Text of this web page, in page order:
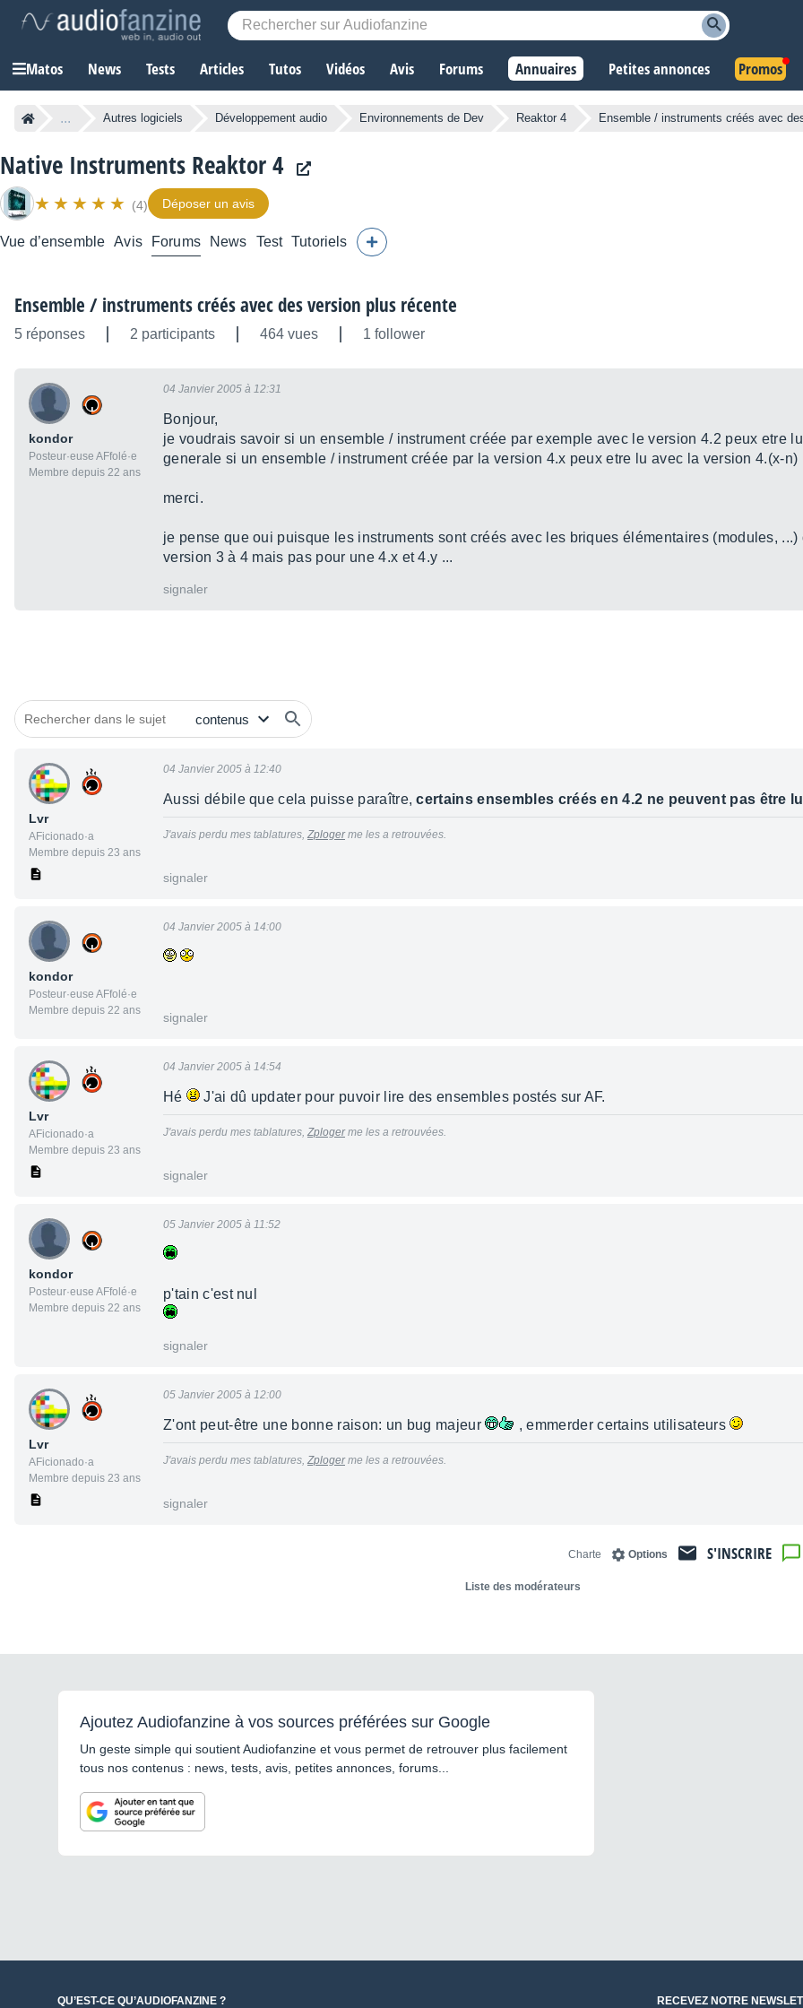
Matos News Tests Articles Tutos Vidéos Avis Forums Annuaires Petites annonces Promos
... Autres logiciels Développement audio Environnements de Dev Reaktor 4 Ensemble / instruments créés avec
Native Instruments Reaktor 4
(4) Déposer un avis
Vue d’ensemble Avis Forums News Test Tutoriels
Ensemble / instruments créés avec des version plus récente
5 réponses 2 participants 464 vues 1 follower
kondor
Posteur·euse AFfolé·e
Membre depuis 22 ans
04 Janvier 2005 à 12:31
Bonjour,
je voudrais savoir si un ensemble / instrument créée par exemple avec le version 4.2 peux etre
generale si un ensemble / instrument créée par la version 4.x peux etre lu avec la version 4.(x-n)
merci.
je pense que oui puisque les instruments sont créés avec les briques élémentaires (modules,
version 3 à 4 mais pas pour une 4.x et 4.y ...
signaler
Lvr
AFicionado·a
Membre depuis 23 ans
04 Janvier 2005 à 12:40
Aussi débile que cela puisse paraître,certains ensembles créés en 4.2 ne peuvent pas être
J'avais perdu mes tablatures, Zplogerme les a retrouvées.
signaler
kondor
Posteur·euse AFfolé·e
Membre depuis 22 ans
04 Janvier 2005 à 14:00
signaler
Lvr
AFicionado·a
Membre depuis 23 ans
04 Janvier 2005 à 14:54
Hé J'ai dû updater pour puvoir lire des ensembles postés sur AF.
J'avais perdu mes tablatures, Zplogerme les a retrouvées.
signaler
kondor
Posteur·euse AFfolé·e
Membre depuis 22 ans
05 Janvier 2005 à 11:52
p'tain c'est nul
signaler
Lvr
AFicionado·a
Membre depuis 23 ans
05 Janvier 2005 à 12:00
Z'ont peut-être une bonne raison: un bug majeur , emmerder certains utilisateurs
J'avais perdu mes tablatures, Zplogerme les a retrouvées.
signaler
S'INSCRIRE
Options
Charte
Liste des modérateurs
Ajoutez Audiofanzine à vos sources préférées sur Google
Un geste simple qui soutient Audiofanzine et vous permet de retrouver plus facilement
tous nos contenus : news, tests, avis, petites annonces, forums...
QU’EST-CE QU’AUDIOFANZINE ? RECEVEZ NOTRE